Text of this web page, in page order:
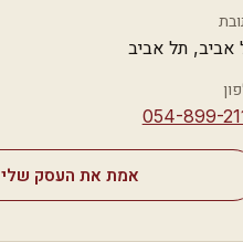
אביב, תל אביב
⁦054-899-
אמת את העסק שלי